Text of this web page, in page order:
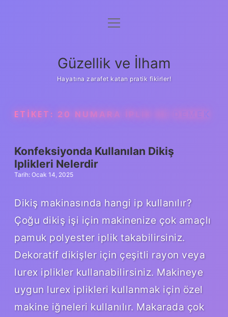
Anasayfa
Yasal Uyarı
menüyü
Güzellik ve İlham
Hayatına zarafet katan pratik fikirler!
ETIKET: 20 NUMARA IPLIK NE DEMEK
Konfeksiyonda Kullanılan Dikiş
Iplikleri Nelerdir
Tarih: Ocak 14, 2025
Dikiş makinasında hangi ip kullanılır?
Çoğu dikiş işi için makinenize çok amaçlı
pamuk polyester iplik takabilirsiniz.
Dekoratif dikişler için çeşitli rayon veya
lurex iplikler kullanabilirsiniz. Makineye
uygun lurex iplikleri kullanmak için özel
makine iğneleri kullanılır. Makarada çok